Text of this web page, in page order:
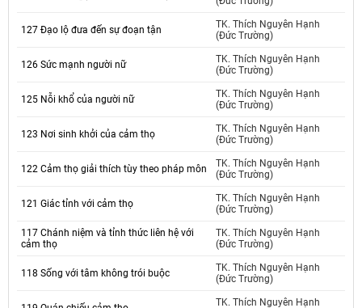
127 Đạo lộ đưa đến sự đoạn tận
TK. Thích Nguyên Hạnh
(Đức Trường)
126 Sức mạnh người nữ
TK. Thích Nguyên Hạnh
(Đức Trường)
125 Nỗi khổ của người nữ
TK. Thích Nguyên Hạnh
(Đức Trường)
123 Nơi sinh khởi của cảm thọ
TK. Thích Nguyên Hạnh
(Đức Trường)
122 Cảm thọ giải thích tùy theo pháp môn
TK. Thích Nguyên Hạnh
(Đức Trường)
121 Giác tỉnh với cảm thọ
TK. Thích Nguyên Hạnh
(Đức Trường)
117 Chánh niệm và tỉnh thức liên hệ với
cảm thọ
TK. Thích Nguyên Hạnh
(Đức Trường)
118 Sống với tâm không trói buộc
TK. Thích Nguyên Hạnh
(Đức Trường)
TK. Thích Nguyên Hạnh